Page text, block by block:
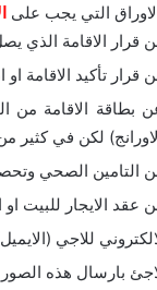
التي يجب على
الاقامة الذي
تأكيد الاقامة او
بطاقة الاقامة من
لكن في كثير
التامين الصحي
الايجار للبيت او
للاجي
بارسال هذه